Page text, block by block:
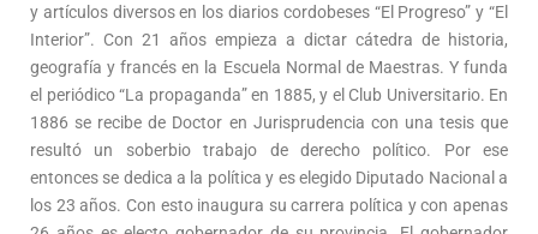
y artículos diversos en los diarios cordobeses “El Progreso” y “El
Interior”. Con 21 años empieza a dictar cátedra de historia,
geografía y francés en la Escuela Normal de Maestras. Y funda
el periódico “La propaganda” en 1885, y el Club Universitario. En
1886 se recibe de Doctor en Jurisprudencia con una tesis que
resultó un soberbio trabajo de derecho político. Por ese
entonces se dedica a la política y es elegido Diputado Nacional a
los 23 años. Con esto inaugura su carrera política y con apenas